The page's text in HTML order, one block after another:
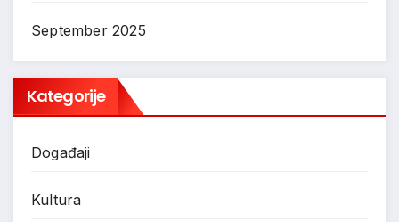
September 2025
Kategorije
Događaji
Kultura